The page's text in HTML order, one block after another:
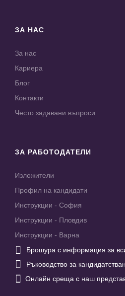
ЗА НАС
За нас
Кариера
Блог
Контакти
Често задавани въпроси
ЗА РАБОТОДАТЕЛИ
Изложители
Профил на кандидати
Инструкции - София
Инструкции - Пловдив
Инструкции - Варна
 Брошура с информация за
 Ръководство за
 Онлайн среща с наш